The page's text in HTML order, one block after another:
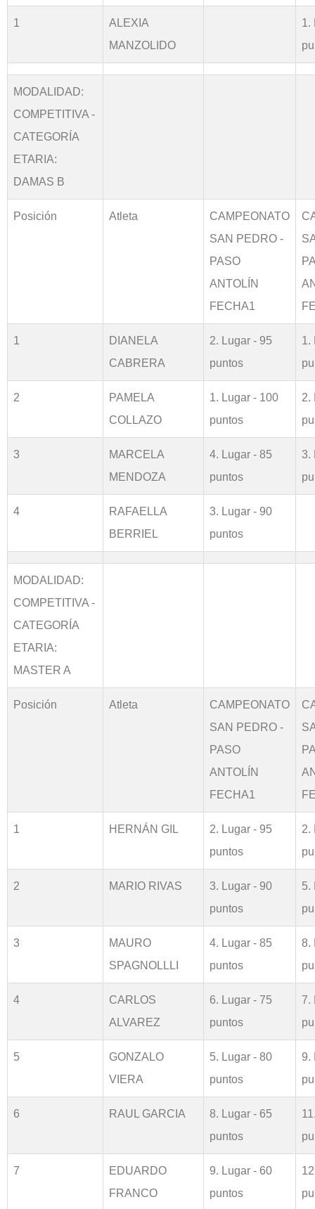
1
ALEXIA
MANZOLIDO
1.
MODALIDAD:
COMPETITIVA -
CATEGORÍA
ETARIA:
DAMAS B
Posición Atleta
CAMPEONATO
SAN PEDRO -
PASO
ANTOLÍN
FECHA1
1
DIANELA
CABRERA
2. Lugar - 95
puntos
1.
2
PAMELA
COLLAZO
1. Lugar - 100
puntos
2.
3
MARCELA
MENDOZA
4. Lugar - 85
puntos
3.
4
RAFAELLA
BERRIEL
3. Lugar - 90
puntos
MODALIDAD:
COMPETITIVA -
CATEGORÍA
ETARIA:
MASTER A
Posición Atleta
CAMPEONATO
SAN PEDRO -
PASO
ANTOLÍN
FECHA1
1 HERNÁN GIL
2. Lugar - 95
puntos
2.
2 MARIO RIVAS
3. Lugar - 90
puntos
5.
3
MAURO
SPAGNOLLLI
4. Lugar - 85
puntos
8.
4
CARLOS
ALVAREZ
6. Lugar - 75
puntos
7.
5
GONZALO
VIERA
5. Lugar - 80
puntos
9.
6 RAUL GARCIA
8. Lugar - 65
puntos
7
EDUARDO
FRANCO
9. Lugar - 60
puntos